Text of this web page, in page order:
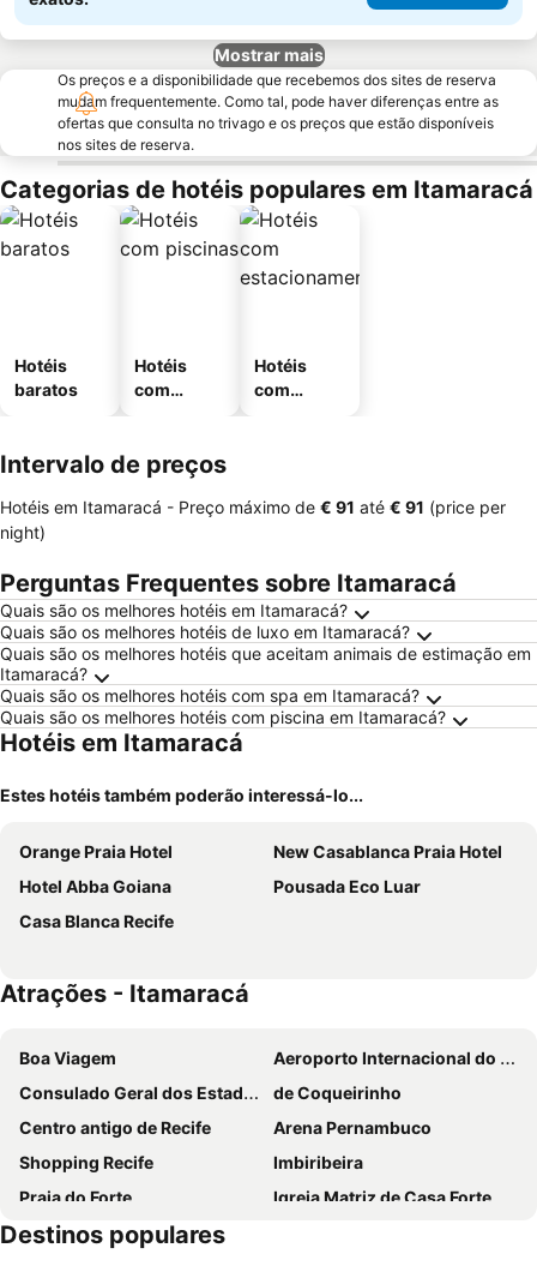
Mostrar mais
Os preços e a disponibilidade que recebemos dos sites de reserva
mudam frequentemente. Como tal, pode haver diferenças entre as
ofertas que consulta no trivago e os preços que estão disponíveis
nos sites de reserva.
Categorias de hotéis populares em Itamaracá
Hotéis
baratos
Hotéis
com
Hotéis
com
Intervalo de preços
Hotéis em Itamaracá - Preço máximo de ‎€ 91 até ‎€ 91 (price per
night)
Perguntas Frequentes sobre Itamaracá
Quais são os melhores hotéis em Itamaracá?
Quais são os melhores hotéis de luxo em Itamaracá?
Quais são os melhores hotéis que aceitam animais de estimação em
Itamaracá?
Quais são os melhores hotéis com spa em Itamaracá?
Quais são os melhores hotéis com piscina em Itamaracá?
Hotéis em Itamaracá
Estes hotéis também poderão interessá-lo...
Orange Praia Hotel
New Casablanca Praia Hotel
Hotel Abba Goiana
Pousada Eco Luar
Casa Blanca Recife
Atrações - Itamaracá
Boa Viagem
Aeroporto Internacional do Recife - Guararapes
Consulado Geral dos Estados Unidos
de Coqueirinho
Centro antigo de Recife
Arena Pernambuco
Shopping Recife
Imbiribeira
Praia do Forte
Igreja Matriz de Casa Forte
Mercado São José
Destinos populares